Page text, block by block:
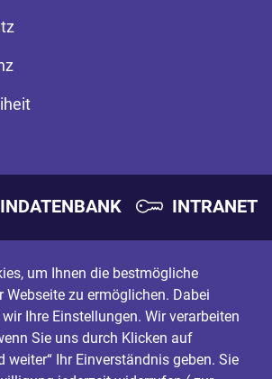
INTRANET
um Ihnen die bestmögliche
Webseite zu ermöglichen. Dabei
Ihre Einstellungen. Wir verarbeiten
Sie uns durch Klicken auf
weiter“ Ihr Einverständnis geben. Sie